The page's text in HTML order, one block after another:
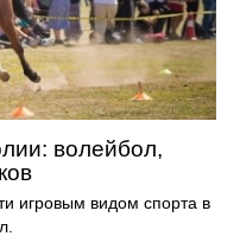
волейбол,
игровым видом спорта в